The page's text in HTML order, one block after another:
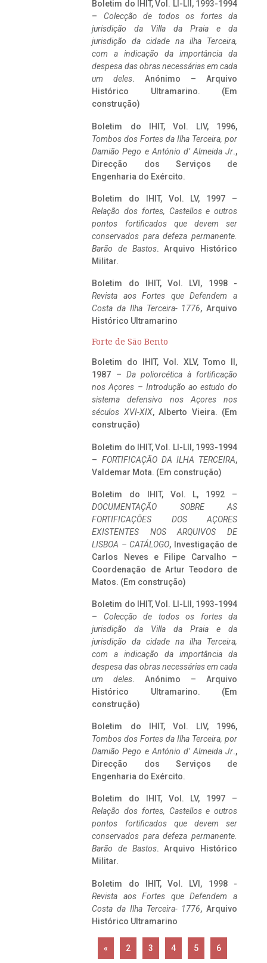
Boletim do IHIT, Vol. LI-LII, 1993-1994
– Colecção de todos os fortes da
jurisdição da Villa da Praia e da
jurisdição da cidade na ilha Terceira,
com a indicação da importância da
despesa das obras necessárias em cada
um deles. Anónimo – Arquivo
Histórico Ultramarino. (Em
construção)
Boletim do IHIT, Vol. LIV, 1996,
Tombos dos Fortes da Ilha Terceira, por
Damião Pego e António d’ Almeida Jr.,
Direcção dos Serviços de
Engenharia do Exército.
Boletim do IHIT, Vol. LV, 1997 –
Relação dos fortes, Castellos e outros
pontos fortificados que devem ser
conservados para defeza permanente.
Barão de Bastos. Arquivo Histórico
Militar.
Boletim do IHIT, Vol. LVI, 1998 -
Revista aos Fortes que Defendem a
Costa da Ilha Terceira- 1776, Arquivo
Histórico Ultramarino
Forte de São Bento
Boletim do IHIT, Vol. XLV, Tomo II,
1987 – Da poliorcética à fortificação
nos Açores – Introdução ao estudo do
sistema defensivo nos Açores nos
séculos XVI-XIX, Alberto Vieira. (Em
construção)
Boletim do IHIT, Vol. LI-LII, 1993-1994
– FORTIFICAÇÃO DA ILHA TERCEIRA,
Valdemar Mota. (Em construção)
Boletim do IHIT, Vol. L, 1992 –
DOCUMENTAÇÃO SOBRE AS
FORTIFICAÇÕES DOS AÇORES
EXISTENTES NOS ARQUIVOS DE
LISBOA – CATÁLOGO, Investigação de
Carlos Neves e Filipe Carvalho –
Coordenação de Artur Teodoro de
Matos. (Em construção)
Boletim do IHIT, Vol. LI-LII, 1993-1994
– Colecção de todos os fortes da
jurisdição da Villa da Praia e da
jurisdição da cidade na ilha Terceira,
com a indicação da importância da
despesa das obras necessárias em cada
um deles. Anónimo – Arquivo
Histórico Ultramarino. (Em
construção)
Boletim do IHIT, Vol. LIV, 1996,
Tombos dos Fortes da Ilha Terceira, por
Damião Pego e António d’ Almeida Jr.,
Direcção dos Serviços de
Engenharia do Exército.
Boletim do IHIT, Vol. LV, 1997 –
Relação dos fortes, Castellos e outros
pontos fortificados que devem ser
conservados para defeza permanente.
Barão de Bastos. Arquivo Histórico
Militar.
Boletim do IHIT, Vol. LVI, 1998 -
Revista aos Fortes que Defendem a
Costa da Ilha Terceira- 1776, Arquivo
Histórico Ultramarino
« 2 3 4 5 6